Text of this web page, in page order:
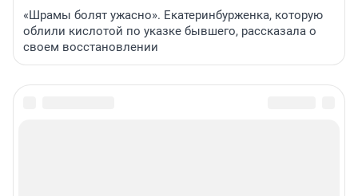
«Шрамы болят ужасно». Екатеринбурженка, которую
облили кислотой по указке бывшего, рассказала о
своем восстановлении